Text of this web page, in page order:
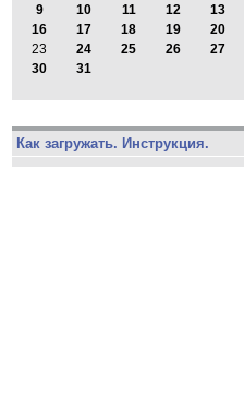
9
10 11 12 13
16
17 18 19 20
23
24 25 26 27
30
31
Как загружать. Инструкция.